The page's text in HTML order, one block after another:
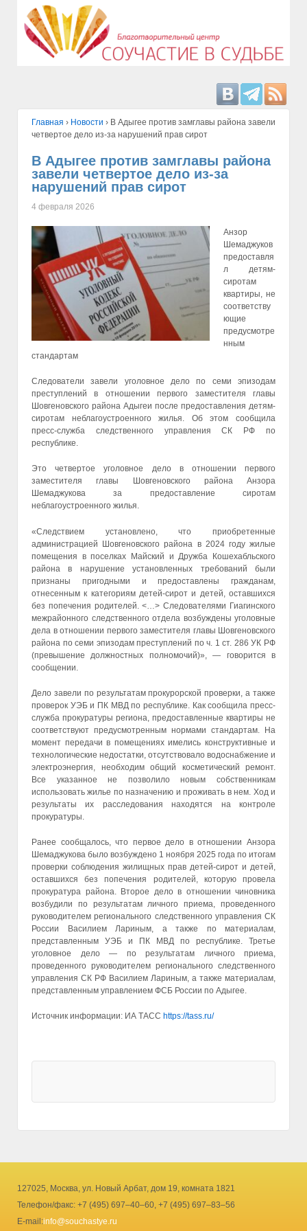
Главная › Hовости › В Адыгее против замглавы района завели
четвертое дело из-за нарушений прав сирот
В Адыгее против замглавы района
завели четвертое дело из-за
нарушений прав сирот
4 февраля 2026
Анзор
Шемаджуков
предоставля
л детям-
сиротам
квартиры, не
соответству
ющие
предусмотре
нным
стандартам
Следователи завели уголовное дело по семи эпизодам
преступлений в отношении первого заместителя главы
Шовгеновского района Адыгеи после предоставления детям-
сиротам неблагоустроенного жилья. Об этом сообщила
пресс-служба следственного управления СК РФ по
республике.
Это четвертое уголовное дело в отношении первого
заместителя главы Шовгеновского района Анзора
Шемаджукова за предоставление сиротам
неблагоустроенного жилья.
«Следствием установлено, что приобретенные
администрацией Шовгеновского района в 2024 году жилые
помещения в поселках Майский и Дружба Кошехабльского
района в нарушение установленных требований были
признаны пригодными и предоставлены гражданам,
отнесенным к категориям детей-сирот и детей, оставшихся
без попечения родителей. <…> Следователями Гиагинского
межрайонного следственного отдела возбуждены уголовные
дела в отношении первого заместителя главы Шовгеновского
района по семи эпизодам преступлений по ч. 1 ст. 286 УК РФ
(превышение должностных полномочий)», — говорится в
сообщении.
Дело завели по результатам прокурорской проверки, а также
проверок УЭБ и ПК МВД по республике. Как сообщила пресс-
служба прокуратуры региона, предоставленные квартиры не
соответствуют предусмотренным нормами стандартам. На
момент передачи в помещениях имелись конструктивные и
технологические недостатки, отсутствовало водоснабжение и
электроэнергия, необходим общий косметический ремонт.
Все указанное не позволило новым собственникам
использовать жилье по назначению и проживать в нем. Ход и
результаты их расследования находятся на контроле
прокуратуры.
Ранее сообщалось, что первое дело в отношении Анзора
Шемаджукова было возбуждено 1 ноября 2025 года по итогам
проверки соблюдения жилищных прав детей-сирот и детей,
оставшихся без попечения родителей, которую провела
прокуратура района. Второе дело в отношении чиновника
возбудили по результатам личного приема, проведенного
руководителем регионального следственного управления СК
России Василием Лариным, а также по материалам,
представленным УЭБ и ПК МВД по республике. Третье
уголовное дело — по результатам личного приема,
проведенного руководителем регионального следственного
управления СК РФ Василием Лариным, а также материалам,
представленным управлением ФСБ России по Адыгее.
Источник информации: ИА ТАСС https://tass.ru/
127025, Москва, ул. Новый Арбат, дом 19, комната 1821
Телефон/факс: +7 (495) 697–40–60, +7 (495) 697–83–56
E-mail:info@souchastye.ru